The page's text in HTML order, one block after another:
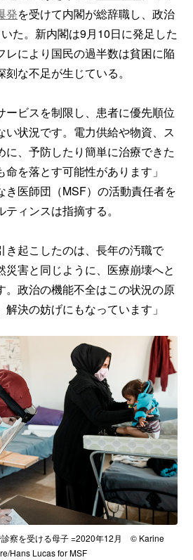
発を受けて内閣が総辞職し、政治
た。新内閣は9月10日に発足した
レにより国民の過半数は貧困に陥
な不足が生じている。
ービスを制限し、患者に優先順位
い状況です。電力供給や物資、ス
に、予防したり簡単に治療できた
を落とす可能性があります」
き医師団（MSF）の活動責任者を
ィンスは指摘する。
き起こしたのは、長年の汚職で
災害と同じように、医療崩壊へと
。政治の機能不全はこの状況の原
決の妨げにもなっています」
診察を受ける母子 =2020年12月 © Karine
Hans Lucas for MSF